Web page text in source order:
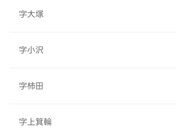
字大塚
字小沢
字柿田
字上箕輪